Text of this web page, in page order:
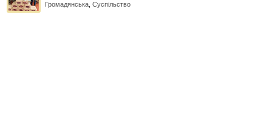
Громадянська,Суспільство